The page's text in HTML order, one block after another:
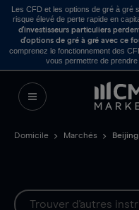
Les CFD et les options de gré à gré
risque élevé de perte rapide en
d’investisseurs particuliers
d’options de gré à gré avec ce
comprenez le fonctionnement des
vous permettre de
Domicile Marchés